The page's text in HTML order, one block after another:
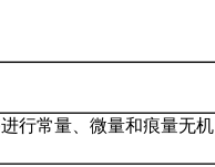
行常量、微量和痕量无机